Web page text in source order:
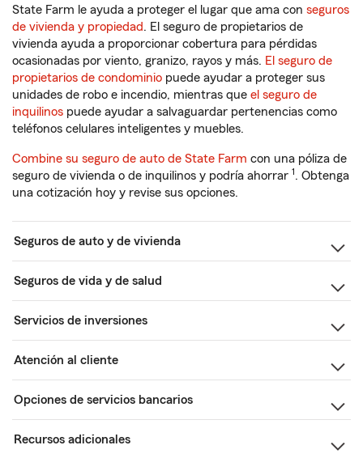
State Farm le ayuda a proteger el lugar que ama con seguros
de vivienda y propiedad. El seguro de propietarios de
vivienda ayuda a proporcionar cobertura para pérdidas
ocasionadas por viento, granizo, rayos y más. El seguro de
propietarios de condominio puede ayudar a proteger sus
unidades de robo e incendio, mientras que el seguro de
inquilinos puede ayudar a salvaguardar pertenencias como
teléfonos celulares inteligentes y muebles.
Combine su seguro de auto de State Farm con una póliza de
seguro de vivienda o de inquilinos y podría ahorrar 1. Obtenga
una cotización hoy y revise sus opciones.
Seguros de auto y de vivienda
Seguros de vida y de salud
Servicios de inversiones
Atención al cliente
Opciones de servicios bancarios
Recursos adicionales